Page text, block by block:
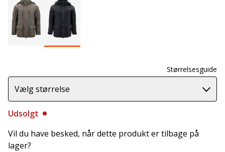
Størrelsesguide
Vælg størrelse
Udsolgt
Vil du have besked, når dette produkt er tilbage på
lager?